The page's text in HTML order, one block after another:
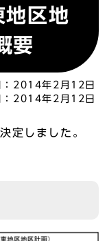
地区地
要
2014年2月12日
2014年2月12日
定しました。